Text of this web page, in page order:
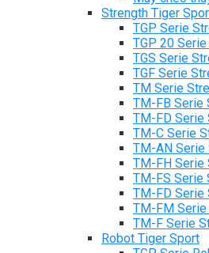
Strength Tiger
TGP Serie
TGP 20
TGS Serie
TGF Serie
TM Serie
TM-FB Serie
TM-FD Serie
TM-C Serie
TM-AN Serie
TM-FH Serie
TM-FS Serie
TM-FD Serie
TM-FM Serie
TM-F Serie
Robot Tiger Sport